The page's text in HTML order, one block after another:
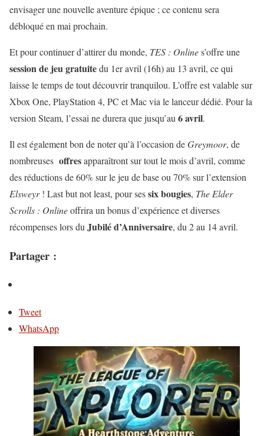
envisager une nouvelle aventure épique ; ce contenu sera
débloqué en mai prochain.
Et pour continuer d’attirer du monde, TES : Onlines’offre une
session de jeu gratuitedu 1er avril (16h) au 13 avril, ce qui
laisse le temps de tout découvrir tranquilou. L’offre est valable sur
Xbox One, PlayStation 4, PC et Mac via le lanceur dédié. Pour la
version Steam, l’essai ne durera que jusqu’au 6 avril.
Il est également bon de noter qu’à l’occasion deGreymoor, de
nombreuses offresapparaîtront sur tout le mois d’avril, comme
des réductions de 60% sur le jeu de base ou 70% sur l’extension
Elsweyr! Last but not least, pour sessix bougies, The Elder
Scrolls : Onlineoffrira un bonus d’expérience et diverses
récompenses lors du Jubilé d’Anniversaire, du 2 au 14 avril.
Partager :
Tweet
WhatsApp